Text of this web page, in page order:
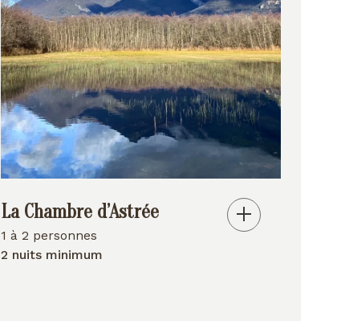
La Chambre d’Astrée
1 à 2 personnes
2 nuits minimum